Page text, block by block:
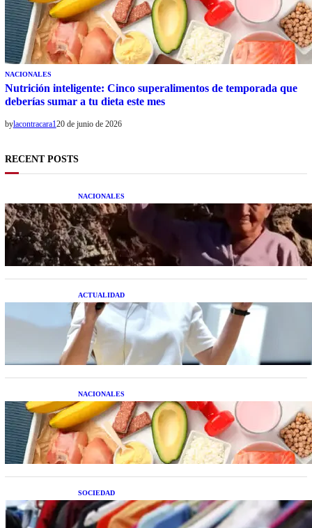
NACIONALES
Nutrición inteligente: Cinco superalimentos de temporada que
deberías sumar a tu dieta este mes
bylacontracara120 de junio de 2026
RECENT POSTS
NACIONALES
Una mujer asegura haber peleado con un
extraterrestre cuerpo a cuerpo
ACTUALIDAD
La startup creada por una salteña que busca
resolver el estrés financiero en Latinoamérica
NACIONALES
Nutrición inteligente: Cinco superalimentos de
temporada que deberías sumar a tu dieta este mes
SOCIEDAD
Las grandes marcas globales se suman a la
tendencia de la ropa de segunda mano premium